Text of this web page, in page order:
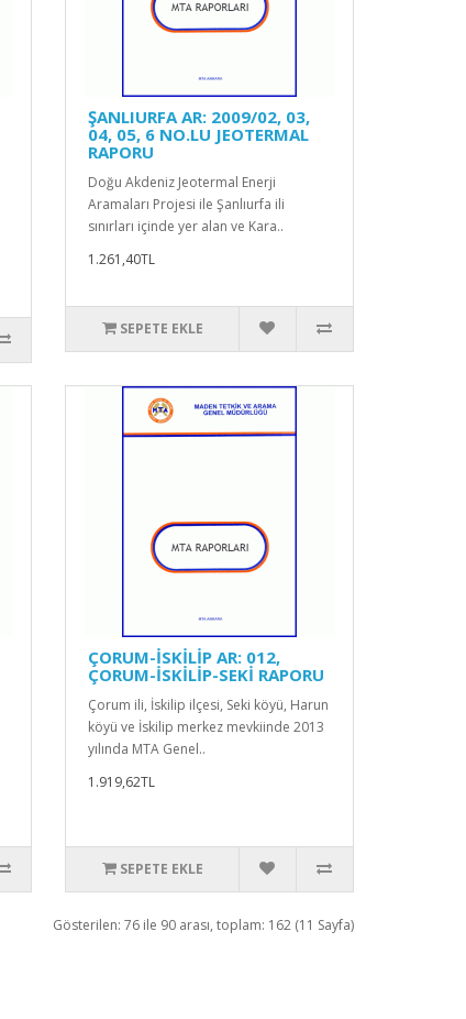
ŞANLIURFA AR: 2009/02, 03,
04, 05, 6 NO.LU JEOTERMAL
RAPORU
Doğu Akdeniz Jeotermal Enerji
Aramaları Projesi ile Şanlıurfa ili
sınırları içinde yer alan ve Kara..
1.261,40TL
SEPETE EKLE
ÇORUM-İSKİLİP AR: 012,
ÇORUM-İSKİLİP-SEKİ RAPORU
Çorum ili, İskilip ilçesi, Seki köyü, Harun
köyü ve İskilip merkez mevkiinde 2013
yılında MTA Genel..
1.919,62TL
SEPETE EKLE
Gösterilen: 76 ile 90 arası, toplam: 162 (11 Sayfa)